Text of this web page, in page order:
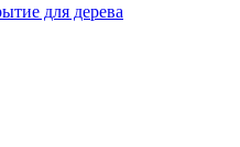
для дерева